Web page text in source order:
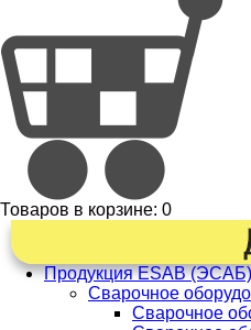
Товаров в корзине: 0
Продукция ESAB (ЭСАБ)
Сварочное
Сварочное